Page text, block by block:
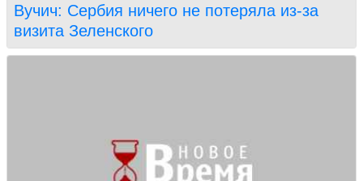
Вучич: Сербия ничего не потеряла из-за
визита Зеленского